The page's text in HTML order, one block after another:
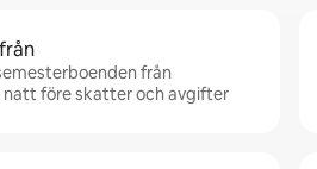
från
natt före skatter och avgifter